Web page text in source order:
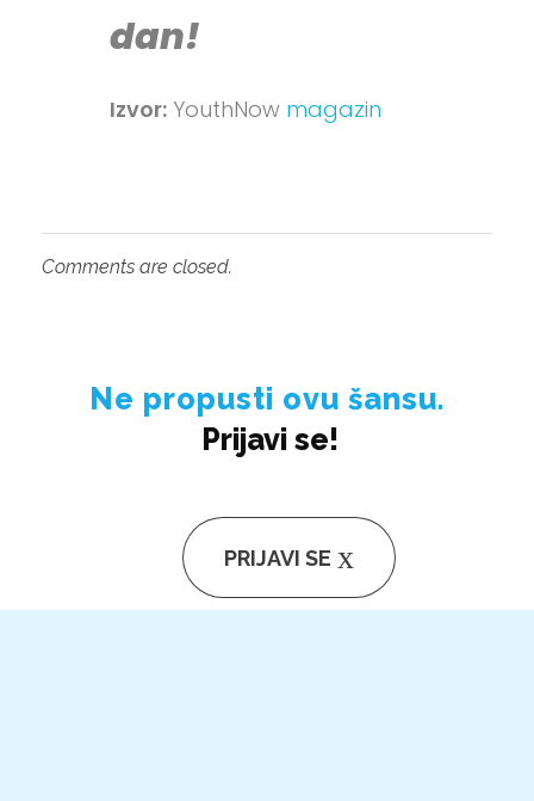
dan!
Izvor:YouthNow magazin
Comments are closed.
Ne propusti ovu šansu.
Prijavi se!
PRIJAVI SE